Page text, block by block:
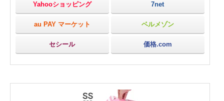
Yahooショッピング 7net
au PAY マーケット ベルメゾン
セシール 価格.com